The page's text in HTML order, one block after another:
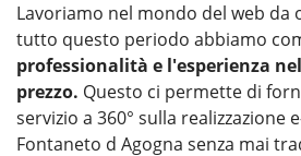
Lavoriamo nel mondo del web da
tutto questo periodo abbiamo
professionalità e l'esperienza
prezzo. Questo ci permette di
servizio a 360° sulla realizzazione
Fontaneto d Agogna senza mai